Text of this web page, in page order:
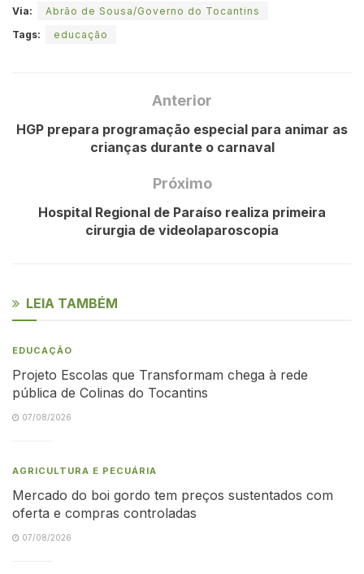
Via:
Abrão de Sousa/Governo do Tocantins
Tags:
educação
Anterior
HGP prepara programação especial para animar as
crianças durante o carnaval
Próximo
Hospital Regional de Paraíso realiza primeira
cirurgia de videolaparoscopia
LEIA TAMBÉM
EDUCAÇÃO
Projeto Escolas que Transformam chega à rede
pública de Colinas do Tocantins
07/08/2026
AGRICULTURA E PECUÁRIA
Mercado do boi gordo tem preços sustentados com
oferta e compras controladas
07/08/2026